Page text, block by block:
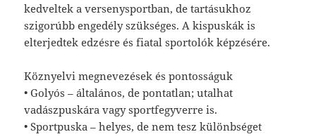
kedveltek a versenysportban, de tartásukhoz
szigorúbb engedély szükséges. A kispuskák is
elterjedtek edzésre és fiatal sportolók képzésére.
Köznyelvi megnevezések és pontosságuk
• Golyós – általános, de pontatlan; utalhat
vadászpuskára vagy sportfegyverre is.
• Sportpuska – helyes, de nem tesz különbséget